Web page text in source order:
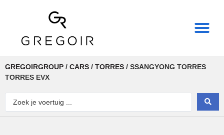
GREGOIRGROUP / CARS / TORRES / SSANGYONG TORRES
TORRES EVX